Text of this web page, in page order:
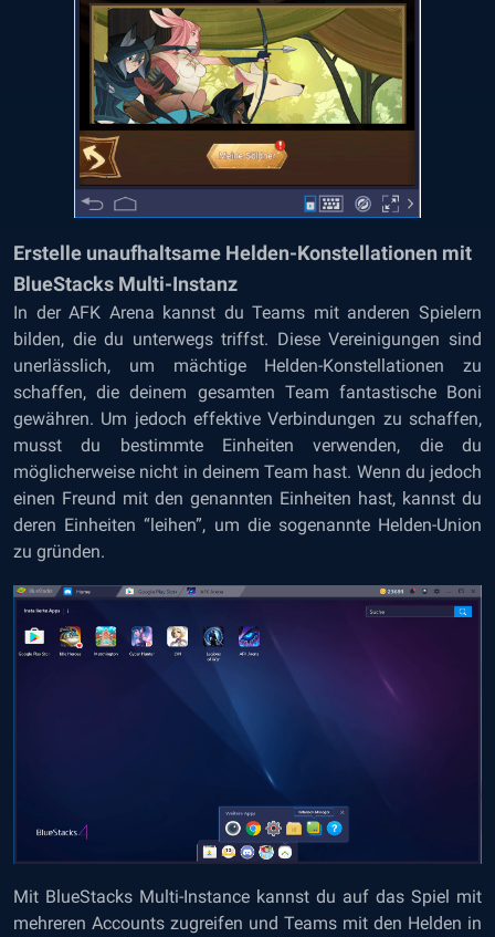
Erstelle unaufhaltsame Helden-Konstellationen mit
BlueStacks Multi-Instanz
In der AFK Arena kannst du Teams mit anderen Spielern
bilden, die du unterwegs triffst. Diese Vereinigungen sind
unerlässlich, um mächtige Helden-Konstellationen zu
schaffen, die deinem gesamten Team fantastische Boni
gewähren. Um jedoch effektive Verbindungen zu schaffen,
musst du bestimmte Einheiten verwenden, die du
möglicherweise nicht in deinem Team hast. Wenn du jedoch
einen Freund mit den genannten Einheiten hast, kannst du
deren Einheiten “leihen”, um die sogenannte Helden-Union
zu gründen.
Mit BlueStacks Multi-Instance kannst du auf das Spiel mit
mehreren Accounts zugreifen und Teams mit den Helden in